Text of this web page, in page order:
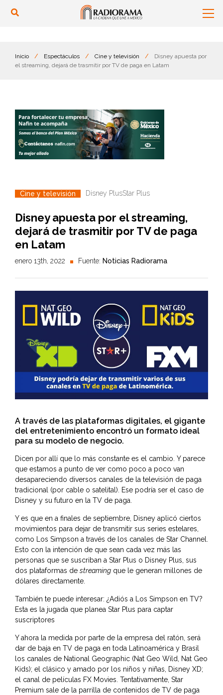
Inicio / Espectáculos / Cine y televisión /
Disney apuesta por
el streaming, dejará de trasmitir por TV de paga en Latam
Cine y televisión Disney PlusStar Plus
Disney apuesta por el streaming,
dejará de trasmitir por TV de paga
en Latam
enero 13th, 2022 Fuente: Noticias Radiorama
A través de las plataformas digitales, el gigante
del entretenimiento encontró un formato ideal
para su modelo de negocio.
Dicen por allí que lo más constante es el cambio. Y parece
que estamos a punto de ver como poco a poco van
desapareciendo diversos canales de la televisión de paga
tradicional (por cable o satelital). Ese podría ser el caso de
Disney y su futuro en la TV de paga.
Y es que en a finales de septiembre, Disney aplicó ciertos
movimientos para dejar de transmitir sus series estelares,
como Los Simpson a través de los canales de Star Channel.
Esto con la intención de que sean cada vez más las
personas que se suscriban a Star Plus o Disney Plus, sus
dos plataformas de streaming que le generan millones de
dólares directamente.
También te puede interesar: ¿Adiós a Los Simpson en TV?
Esta es la jugada que planea Star Plus para captar
suscriptores
Y ahora la medida por parte de la empresa del ratón, será
dar de baja en TV de paga en toda Latinoamérica y Brasil
los canales de National Geographic (Nat Geo Wild, Nat Geo
Kids); el clásico y amado por los niños y niñas, Disney XD;
el canal de películas FX Movies. Tentativamente, Star
Premium sale de la parrilla de contenidos de TV de paga